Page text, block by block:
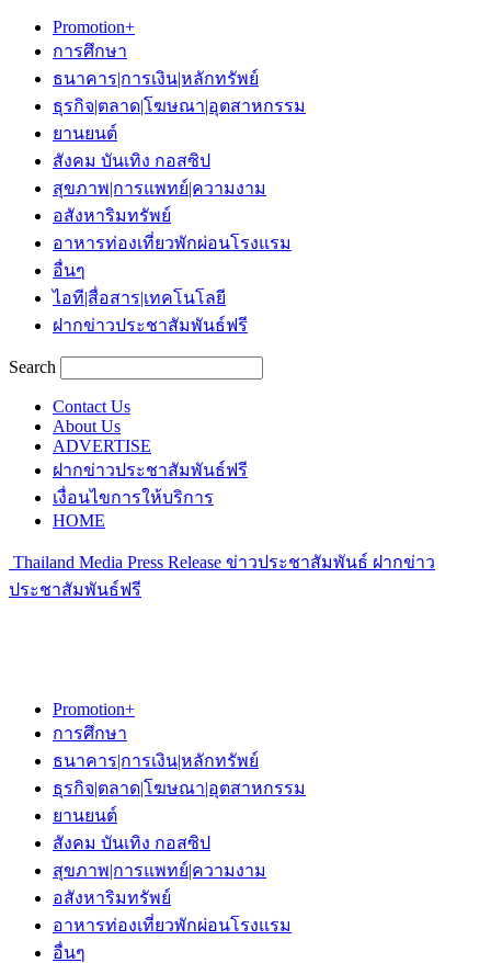
Promotion+
การศึกษา
ธนาคาร|การเงิน|หลักทรัพย์
ธุรกิจ|ตลาด|โฆษณา|อุตสาหกรรม
ยานยนต์
สังคม บันเทิง กอสซิป
สุขภาพ|การแพทย์|ความงาม
อสังหาริมทรัพย์
อาหารท่องเที่ยวพักผ่อนโรงแรม
อื่นๆ
ไอที|สื่อสาร|เทคโนโลยี
ฝากข่าวประชาสัมพันธ์ฟรี
Search
Contact Us
About Us
ADVERTISE
ฝากข่าวประชาสัมพันธ์ฟรี
เงื่อนไขการให้บริการ
HOME
Thailand Media Press Release ข่าวประชาสัมพันธ์ ฝากข่าว
ประชาสัมพันธ์ฟรี
Promotion+
การศึกษา
ธนาคาร|การเงิน|หลักทรัพย์
ธุรกิจ|ตลาด|โฆษณา|อุตสาหกรรม
ยานยนต์
สังคม บันเทิง กอสซิป
สุขภาพ|การแพทย์|ความงาม
อสังหาริมทรัพย์
อาหารท่องเที่ยวพักผ่อนโรงแรม
อื่นๆ